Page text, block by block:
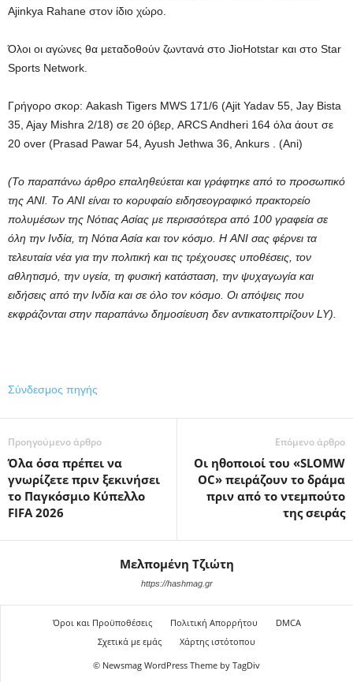
Ajinkya Rahane στον ίδιο χώρο.
Όλοι οι αγώνες θα μεταδοθούν ζωντανά στο JioHotstar και στο Star
Sports Network.
Γρήγορο σκορ: Aakash Tigers MWS 171/6 (Ajit Yadav 55, Jay Bista
35, Ajay Mishra 2/18) σε 20 όβερ, ARCS Andheri 164 όλα άουτ σε
20 over (Prasad Pawar 54, Ayush Jethwa 36, ​​Ankurs . (Ani)
(Το παραπάνω άρθρο επαληθεύεται και γράφτηκε από το προσωπικό
της ANI. Το ANI είναι το κορυφαίο ειδησεογραφικό πρακτορείο
πολυμέσων της Νότιας Ασίας με περισσότερα από 100 γραφεία σε
όλη την Ινδία, τη Νότια Ασία και τον κόσμο. Η ANI σας φέρνει τα
τελευταία νέα για την πολιτική και τις τρέχουσες υποθέσεις, τον
αθλητισμό, την υγεία, τη φυσική κατάσταση, την ψυχαγωγία και
ειδήσεις από την Ινδία και σε όλο τον κόσμο. Οι απόψεις που
εκφράζονται στην παραπάνω δημοσίευση δεν αντικατοπτρίζουν LY).
Σύνδεσμος πηγής
Προηγούμενο άρθρο
Όλα όσα πρέπει να
γνωρίζετε πριν ξεκινήσει
το Παγκόσμιο Κύπελλο
FIFA 2026
Επόμενο άρθρο
Οι ηθοποιοί του «SLOMW
OC» πειράζουν το δράμα
πριν από το ντεμπούτο
της σειράς
Μελπομένη Τζιώτη
https://hashmag.gr
Όροι και Προϋποθέσεις Πολιτική Απορρήτου
DMCA
Σχετικά με εμάς
Χάρτης ιστότοπου
© Newsmag WordPress Theme by TagDiv